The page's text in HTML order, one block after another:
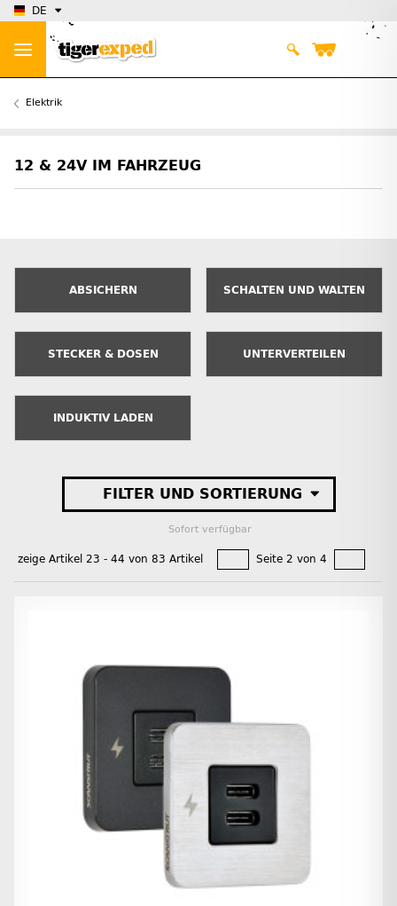
DE
Elektrik
12 & 24V IM FAHRZEUG
ABSICHERN SCHALTEN UND WALTEN
STECKER & DOSEN UNTERVERTEILEN
INDUKTIV LADEN
FILTER UND SORTIERUNG
Sofort verfügbar
zeige Artikel 23 - 44 von 83 Artikel Seite 2 von 4